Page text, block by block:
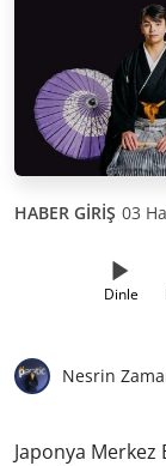
HABER GİRİŞ 03
Dinle
Nesrin
Japonya Merkez